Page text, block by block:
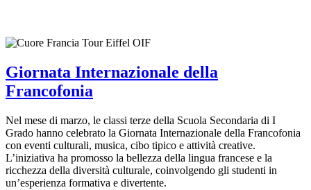
Giornata Internazionale della
Francofonia
Nel mese di marzo, le classi terze della Scuola Secondaria di I
Grado hanno celebrato la Giornata Internazionale della Francofonia
con eventi culturali, musica, cibo tipico e attività creative.
L’iniziativa ha promosso la bellezza della lingua francese e la
ricchezza della diversità culturale, coinvolgendo gli studenti in
un’esperienza formativa e divertente.